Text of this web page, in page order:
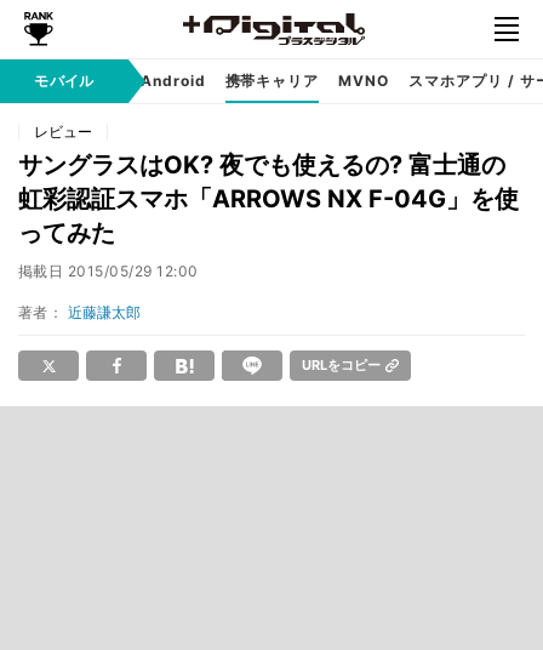
モバイル
iPhone Android 携帯キャリア MVNO スマホアプリ / サ
レビュー
サングラスはOK? 夜でも使えるの? 富士通の
虹彩認証スマホ「ARROWS NX F-04G」を使
ってみた
掲載日 2015/05/29 12:00
著者： 近藤謙太郎
URLをコピー